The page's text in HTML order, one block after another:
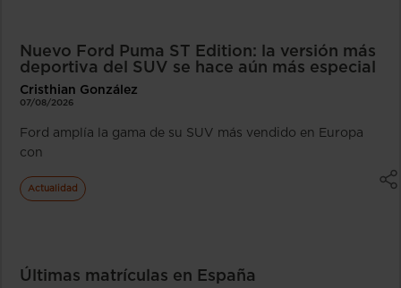
Nuevo Ford Puma ST Edition: la versión más
deportiva del SUV se hace aún más especial
Cristhian González
07/08/2026
Ford amplía la gama de su SUV más vendido en Europa
con
Actualidad
Últimas matrículas en España